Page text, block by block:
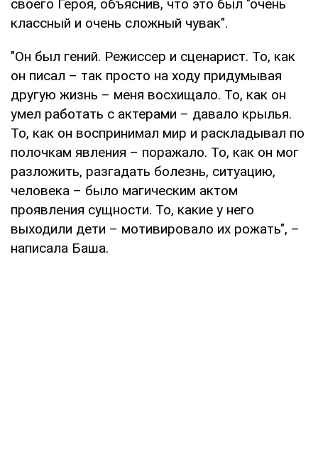
своего Героя, объяснив, что это был "очень
классный и очень сложный чувак".
"Он был гений. Режиссер и сценарист. То, как
он писал – так просто на ходу придумывая
другую жизнь – меня восхищало. То, как он
умел работать с актерами – давало крылья.
То, как он воспринимал мир и раскладывал по
полочкам явления – поражало. То, как он мог
разложить, разгадать болезнь, ситуацию,
человека – было магическим актом
проявления сущности. То, какие у него
выходили дети – мотивировало их рожать", –
написала Баша.